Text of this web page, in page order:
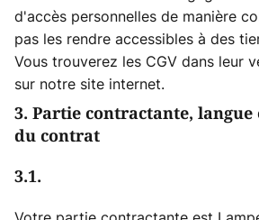
d'accès personnelles de manière
pas les rendre accessibles à des
Vous trouverez les CGV dans leur
sur notre site internet.
3. Partie contractante,
du contrat
3.1.